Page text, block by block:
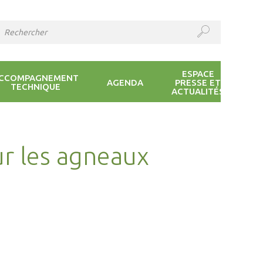
TECHNIQUE
AGENDA
ESPACE
PRESSE ET
ACTUALITÉS
les agneaux